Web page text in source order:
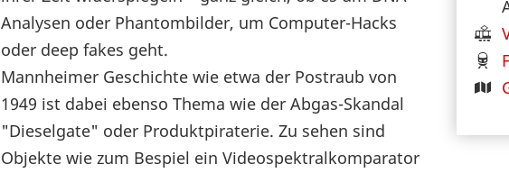
Analysen oder Phantombilder, um Computer-Hacks
oder deep fakes geht.
Mannheimer Geschichte wie etwa der Postraub von
1949 ist dabei ebenso Thema wie der Abgas-Skandal
"Dieselgate" oder Produktpiraterie. Zu sehen sind
Objekte wie zum Bespiel ein Videospektralkomparator